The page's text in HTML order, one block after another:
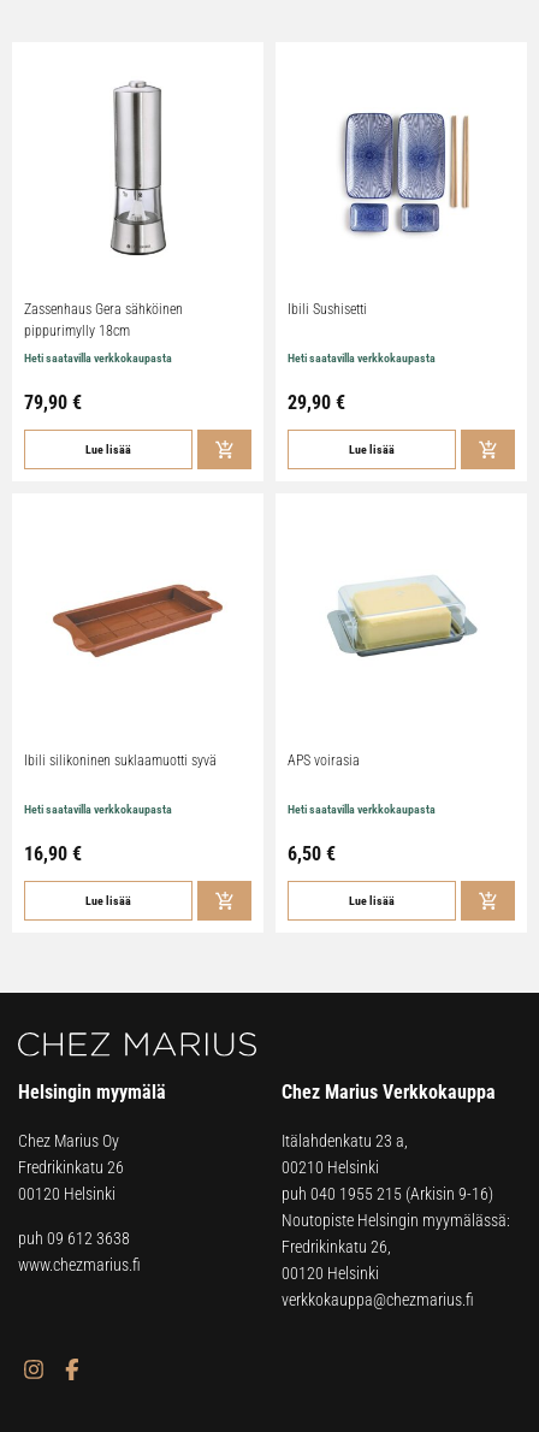
Zassenhaus Gera sähköinen
pippurimylly 18cm
Heti saatavilla verkkokaupasta
79,90 €
Lue lisää
Ibili Sushisetti
Heti saatavilla verkkokaupasta
29,90 €
Lue lisää
Ibili silikoninen suklaamuotti syvä
Heti saatavilla verkkokaupasta
16,90 €
Lue lisää
APS voirasia
Heti saatavilla verkkokaupasta
6,50 €
Lue lisää
Helsingin myymälä
Chez Marius Oy
Fredrikinkatu 26
00120 Helsinki
puh 09 612 3638
www.chezmarius.fi
Chez Marius Verkkokauppa
Itälahdenkatu 23 a,
00210 Helsinki
puh 040 1955 215 (Arkisin 9-16)
Noutopiste Helsingin myymälässä:
Fredrikinkatu 26,
00120 Helsinki
verkkokauppa@chezmarius.fi